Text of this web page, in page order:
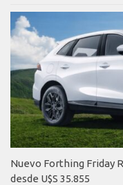
Nuevo Forthing Friday
desde U$S 35.855